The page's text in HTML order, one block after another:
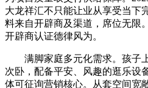
大龙祥汇不只能让业从享受当下
料来自开辟商及渠道，席位无限
开辟商认证德律风为。
满脚家庭多元化需求。孩子
次卧，配备平安、风趣的逛乐设
体可征询营销核心。从套空间宽敞